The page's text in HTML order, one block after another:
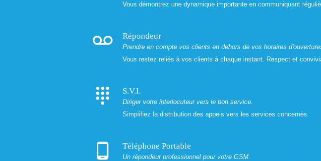
Vous démontrez une dynamique importante en communiquant
voicemail Répondeur
Prendre en compte vos clients en dehors de vos horaires
Vous restez reliés à vos clients à chaque instant. Respect et
dialpad S.V.I.
Diriger votre interlocuteur vers le bon service.
Simplifiez la distribution des appels vers les services concernés.
phone_android Téléphone Portable
Un répondeur professionnel pour votre GSM.